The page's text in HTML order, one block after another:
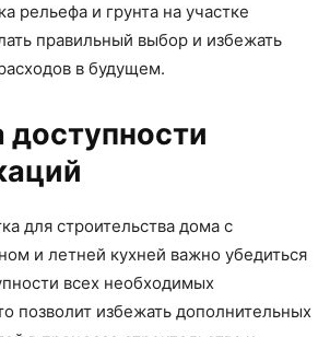
рельефа и грунта на участке
правильный выбор и избежать
в будущем.
доступности
для строительства дома с
и летней кухней важно убедиться
всех необходимых
позволит избежать дополнительных